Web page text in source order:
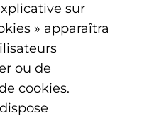
sur
» apparaîtra
ou de
cookies.